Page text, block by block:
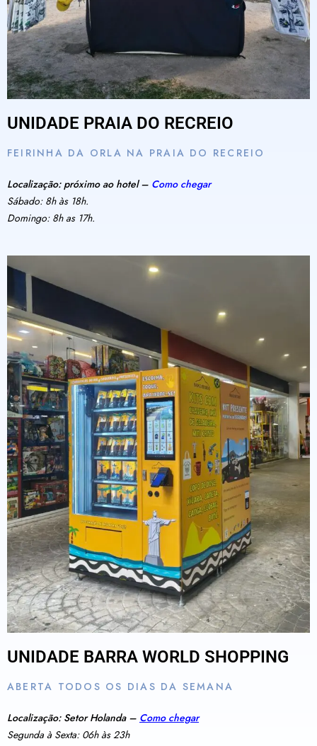
UNIDADE PRAIA DO RECREIO
FEIRINHA DA ORLA NA PRAIA DO RECREIO
Localização: próximo ao hotel – Como chegar
Sábado: 8h às 18h.
Domingo: 8h as 17h.
UNIDADE BARRA WORLD SHOPPING
ABERTA TODOS OS DIAS DA SEMANA
Localização: Setor Holanda – Como chegar
Segunda à Sexta: 06h às 23h